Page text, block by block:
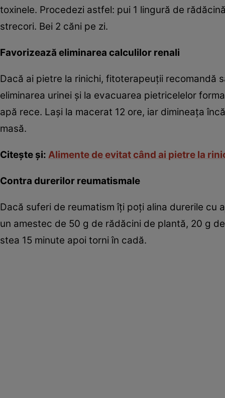
toxinele. Procedezi astfel: pui 1 lingură de
strecori. Bei 2 căni pe zi.
Favorizează eliminarea calculilor renali
Dacă ai pietre la rinichi, fitoterapeuţii recomandă
eliminarea urinei şi la evacuarea pietricelelor
apă rece. Laşi la macerat 12 ore, iar dimineaţa
masă.
Citeşte şi: Alimente de evitat când ai pietre la
Contra durerilor reumatismale
Dacă suferi de reumatism îţi poţi alina durerile
un amestec de 50 g de rădăcini de plantă, 20 g
stea 15 minute apoi torni în cadă.